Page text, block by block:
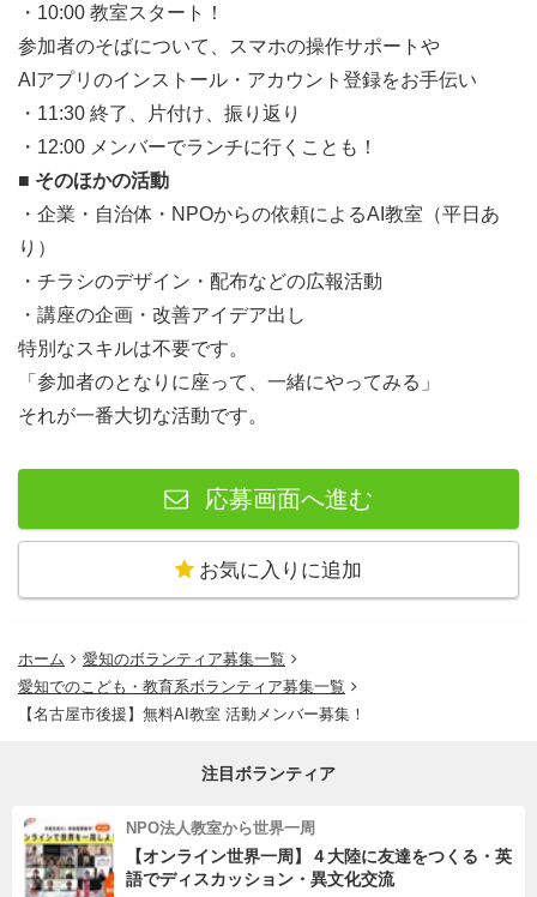
・10:00 教室スタート！
参加者のそばについて、スマホの操作サポートや
AIアプリのインストール・アカウント登録をお手伝い
・11:30 終了、片付け、振り返り
・12:00 メンバーでランチに行くことも！
■ そのほかの活動
・企業・自治体・NPOからの依頼によるAI教室（平日あ
り）
・チラシのデザイン・配布などの広報活動
・講座の企画・改善アイデア出し
特別なスキルは不要です。
「参加者のとなりに座って、一緒にやってみる」
それが一番大切な活動です。
応募画面へ進む
お気に入りに追加
ホーム
愛知のボランティア募集一覧
愛知でのこども・教育系ボランティア募集一覧
【名古屋市後援】無料AI教室 活動メンバー募集！
注目ボランティア
NPO法人教室から世界一周
【オンライン世界一周】４大陸に友達をつくる・英
語でディスカッション・異文化交流